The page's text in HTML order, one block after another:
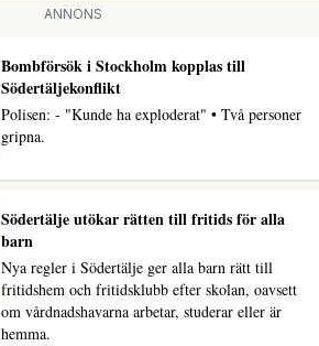
ANNONS
Bombförsök i Stockholm kopplas till
Södertäljekonflikt
Polisen: - "Kunde ha exploderat" • Två personer
gripna.
Södertälje utökar rätten till fritids för alla
barn
Nya regler i Södertälje ger alla barn rätt till
fritidshem och fritidsklubb efter skolan, oavsett
om vårdnadshavarna arbetar, studerar eller är
hemma.